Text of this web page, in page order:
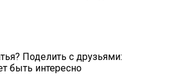
Поделить с друзьями:
быть интересно